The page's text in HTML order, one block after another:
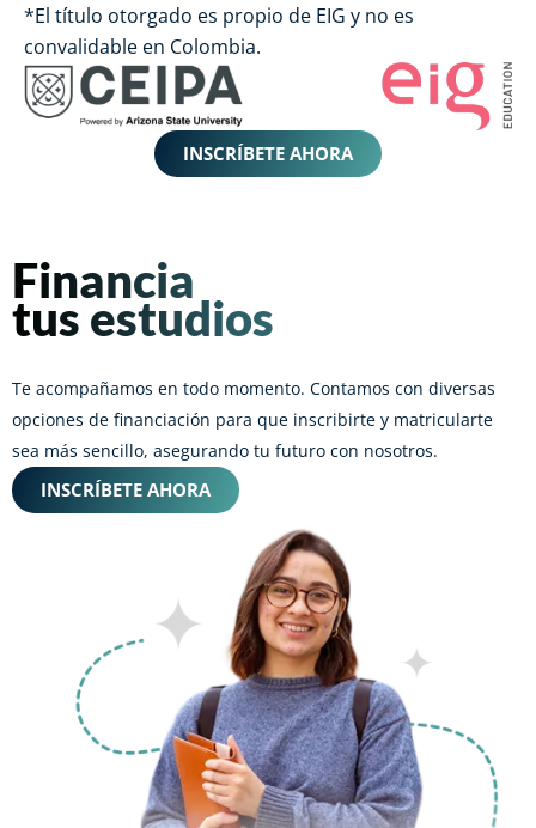
*El título otorgado es propio de EIG y no es
convalidable en Colombia.
INSCRÍBETE AHORA
Financia
tus estudios
Te acompañamos en todo momento. Contamos con diversas
opciones de financiación para que inscribirte y matricularte
sea más sencillo, asegurando tu futuro con nosotros.
INSCRÍBETE AHORA